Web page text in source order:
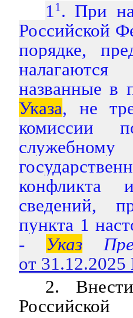
11 . При
Российской
порядке,
названные в
Указа, не
комиссии
конфликта
сведений,
пункта 1
- Указ
от
2.